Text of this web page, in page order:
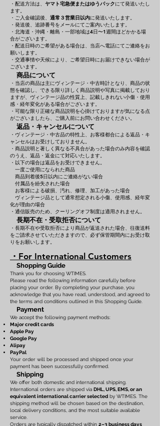
・配送方法は、 ヤマト宅急便またはゆうパックにて発送いたし
ます。
・ご入金確認後、 通常３営業日以内に発送いたします。
・発送後、追跡番号をメールにてご案内いたします。
・北海道・沖縄・離島・一部地域は4日〜1週間ほどかかる場
合がございます。
・配送日時のご希望がある場合は、当店へ電話にてご連絡をお
願いします。
・交通事情や天候により、ご希望日時にお届けできない場合が
ございます。
商品について
・当店の商品は主にヴィンテージ・中古時計となり、商品の状
態を確認し、できる限り詳しく商品説明や写真に掲載しており
ますが、ヴィンテージ品の性質上、記載しきれない小傷・使用
感・経年変化がある場合がございます。
・可能な限り正確な商品説明を心掛けておりますが気になる点
がございましたら、ご購入前にお問い合わせください。
返品・キャンセルについて
・ヴィンテージ・中古品の特性上、お客様都合による返品・キ
ャンセルはお受けしておりません。
・商品説明と著しく異なる不具合があった場合のみ内容を確認
のうえ、返品・返金にて対応いたします。
・以下の場合は返品をお受けできません。
一度ご使用になられた商品
商品到着後5日以内にご連絡がない場合
付属品を紛失された場合
お客様による破損、汚れ、修理、加工があった場合
ヴィンテージ品として通常想定される小傷、使用感、経年変
化が理由の場合
・通信販売のため、クーリングオフ制度は適用されません。
長期不在・受取拒否について
・長期不在や受取拒否により商品が返送された場合、往復送料
をご請求させていただきますので、必ず保管期間内にお受け取
りをお願いします。
・For International Customers
Shopping Guide
Thank you for choosing WTIMES.
Please read the following information carefully before
placing your order. By completing your purchase, you
acknowledge that you have read, understood, and agreed to
the terms and conditions outlined in this Shopping Guide.
Payment
We accept the following payment methods:
Major credit cards
Apple Pay
Google Pay
Alipay
PayPal
Your order will be processed and shipped once your
payment has been successfully confirmed.
Shipping
We offer both domestic and international shipping.
International orders are shipped via DHL, UPS, EMS, or an
equivalent international carrier selected by WTIMES. The
shipping method will be chosen based on the destination,
local delivery conditions, and the most suitable available
service.
Orders are typically dispatched within 2–3 business days